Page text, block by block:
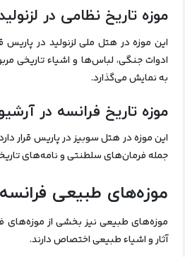
موزه تاریخ نظامی در
این موزه در هتل ملی لزنولید در پاریس
ادوات جنگی، لباس‌ها و اشیاء تاریخی
به نمایش می‌گذارد.
موزه تاریخ فرانسه در
این موزه در هتل سوبیز در پاریس قرار
جمله فرمان‌های سلطنتی و نامه‌های
موزه‌های طبیعی فرانسه
موزه‌های طبیعی نیز بخشی از
آثار و اشیاء طبیعی اختصاص دارند.